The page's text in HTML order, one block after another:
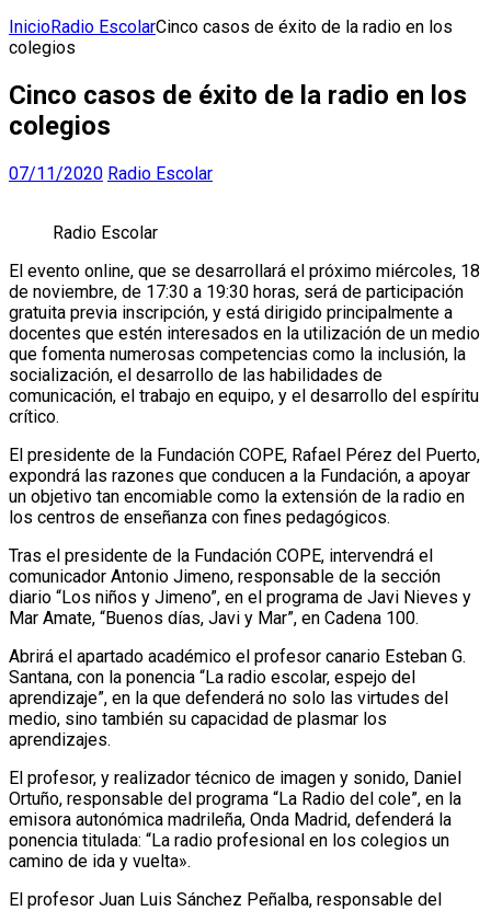
InicioRadio EscolarCinco casos de éxito de la radio en los
colegios
Cinco casos de éxito de la radio en los
colegios
07/11/2020 Radio Escolar
Radio Escolar
El evento online, que se desarrollará el próximo miércoles, 18
de noviembre, de 17:30 a 19:30 horas, será de participación
gratuita previa inscripción, y está dirigido principalmente a
docentes que estén interesados en la utilización de un medio
que fomenta numerosas competencias como la inclusión, la
socialización, el desarrollo de las habilidades de
comunicación, el trabajo en equipo, y el desarrollo del espíritu
crítico.
El presidente de la Fundación COPE, Rafael Pérez del Puerto,
expondrá las razones que conducen a la Fundación, a apoyar
un objetivo tan encomiable como la extensión de la radio en
los centros de enseñanza con fines pedagógicos.
Tras el presidente de la Fundación COPE, intervendrá el
comunicador Antonio Jimeno, responsable de la sección
diario “Los niños y Jimeno”, en el programa de Javi Nieves y
Mar Amate, “Buenos días, Javi y Mar”, en Cadena 100.
Abrirá el apartado académico el profesor canario Esteban G.
Santana, con la ponencia “La radio escolar, espejo del
aprendizaje”, en la que defenderá no solo las virtudes del
medio, sino también su capacidad de plasmar los
aprendizajes.
El profesor, y realizador técnico de imagen y sonido, Daniel
Ortuño, responsable del programa “La Radio del cole”, en la
emisora autonómica madrileña, Onda Madrid, defenderá la
ponencia titulada: “La radio profesional en los colegios un
camino de ida y vuelta».
El profesor Juan Luis Sánchez Peñalba, responsable del